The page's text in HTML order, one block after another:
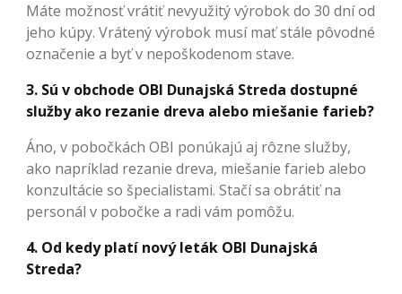
Máte možnosť vrátiť nevyužitý výrobok do 30 dní od
jeho kúpy. Vrátený výrobok musí mať stále pôvodné
označenie a byť v nepoškodenom stave.
3. Sú v obchode OBI Dunajská Streda dostupné
služby ako rezanie dreva alebo miešanie farieb?
Áno, v pobočkách OBI ponúkajú aj rôzne služby,
ako napríklad rezanie dreva, miešanie farieb alebo
konzultácie so špecialistami. Stačí sa obrátiť na
personál v pobočke a radi vám pomôžu.
4. Od kedy platí nový leták OBI Dunajská
Streda?